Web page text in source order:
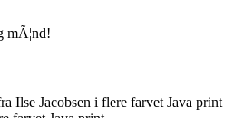
mÃ¦nd!
Ilse Jacobsen i flere farvet Java print